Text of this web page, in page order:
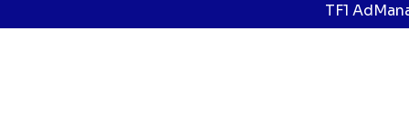
TF1